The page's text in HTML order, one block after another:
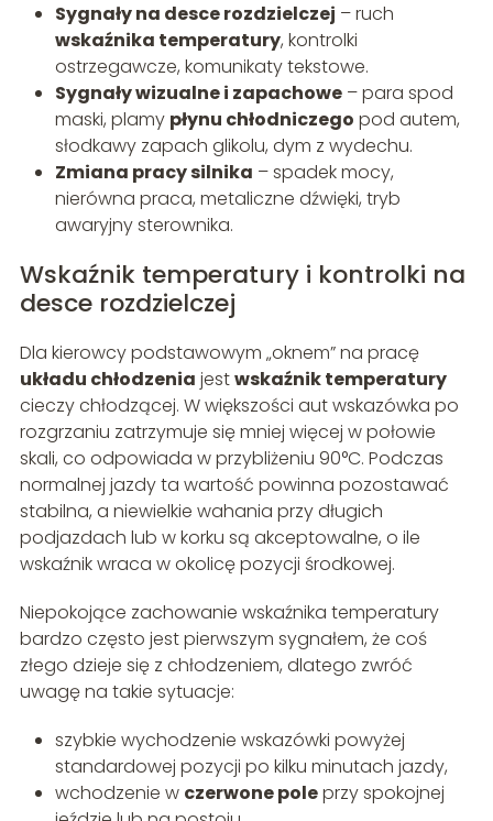
Sygnały na desce rozdzielczej – ruch
wskaźnika temperatury, kontrolki
ostrzegawcze, komunikaty tekstowe.
Sygnały wizualne i zapachowe– para spod
maski, plamy płynu chłodniczego pod autem,
słodkawy zapach glikolu, dym z wydechu.
Zmiana pracy silnika – spadek mocy,
nierówna praca, metaliczne dźwięki, tryb
awaryjny sterownika.
Wskaźnik temperatury i kontrolki na
desce rozdzielczej
Dla kierowcy podstawowym „oknem” na pracę
układu chłodzenia jestwskaźnik temperatury
cieczy chłodzącej. W większości aut wskazówka po
rozgrzaniu zatrzymuje się mniej więcej w połowie
skali, co odpowiada w przybliżeniu 90°C. Podczas
normalnej jazdy ta wartość powinna pozostawać
stabilna, a niewielkie wahania przy długich
podjazdach lub w korku są akceptowalne, o ile
wskaźnik wraca w okolicę pozycji środkowej.
Niepokojące zachowanie wskaźnika temperatury
bardzo często jest pierwszym sygnałem, że coś
złego dzieje się z chłodzeniem, dlatego zwróć
uwagę na takie sytuacje:
szybkie wychodzenie wskazówki powyżej
standardowej pozycji po kilku minutach jazdy,
wchodzenie w czerwone poleprzy spokojnej